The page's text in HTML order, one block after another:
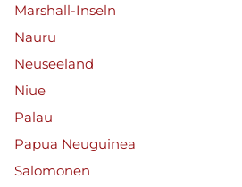
Marshall-Inseln
Nauru
Neuseeland
Niue
Palau
Papua Neuguinea
Salomonen